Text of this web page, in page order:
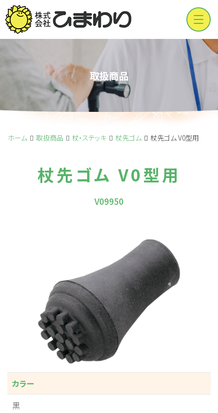
取扱商品
ホーム 取扱商品 杖・ステッキ 杖先ゴム 杖先ゴム V0型用
杖先ゴム V0型用
V09950
カラー
黒